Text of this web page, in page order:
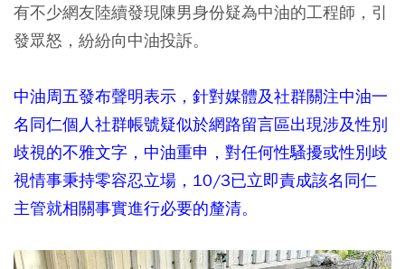
有不少網友陸續發現陳男身份疑為中油的工程師，引
發眾怒，紛紛向中油投訴。
中油周五發布聲明表示，針對媒體及社群關注中油一
名同仁個人社群帳號疑似於網路留言區出現涉及性別
歧視的不雅文字，中油重申，對任何性騷擾或性別歧
視情事秉持零容忍立場，10/3已立即責成該名同仁
主管就相關事實進行必要的釐清。